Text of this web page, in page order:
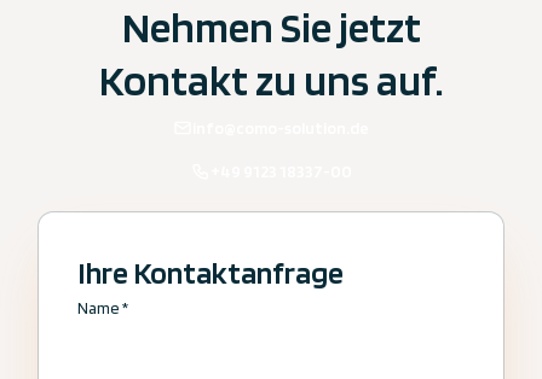
Nehmen Sie jetzt
Kontakt zu uns auf.
Ihre Kontaktanfrage
Name*